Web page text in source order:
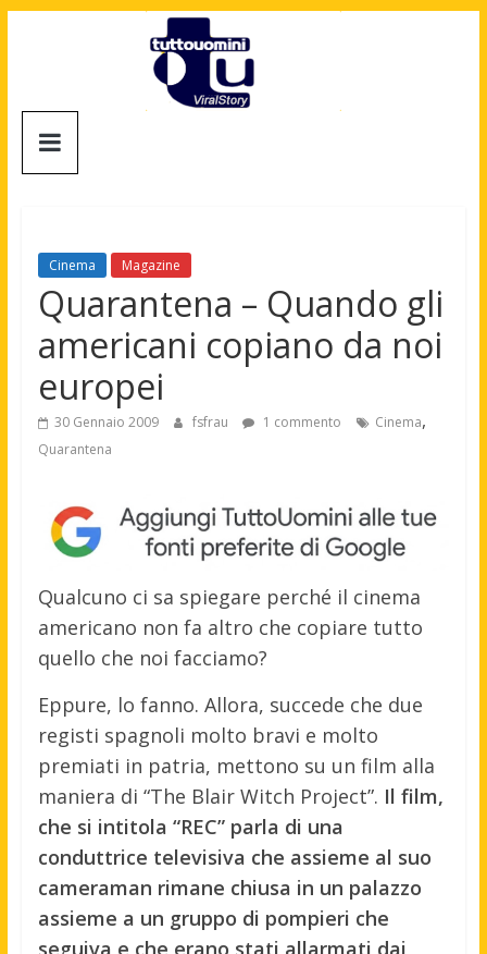
Tuttouomini
Motori,
gay
news
moda
maschile
Cinema Magazine
Quarantena – Quando gli
americani copiano da noi
europei
30 Gennaio 2009 fsfrau 1 commento Cinema,
Quarantena
Qualcuno ci sa spiegare perché il cinema
americano non fa altro che copiare tutto
quello che noi facciamo?
Eppure, lo fanno. Allora, succede che due
registi spagnoli molto bravi e molto
premiati in patria, mettono su un film alla
maniera di “The Blair Witch Project”. Il film,
che si intitola “REC” parla di una
conduttrice televisiva che assieme al suo
cameraman rimane chiusa in un palazzo
assieme a un gruppo di pompieri che
seguiva e che erano stati allarmati dai